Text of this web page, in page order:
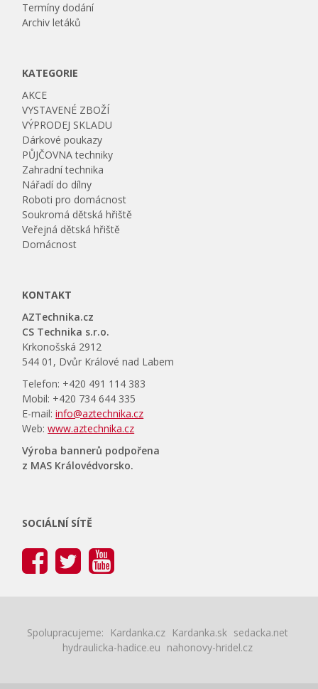
Termíny dodání
Archiv letáků
KATEGORIE
AKCE
VYSTAVENÉ ZBOŽÍ
VÝPRODEJ SKLADU
Dárkové poukazy
PŮJČOVNA techniky
Zahradní technika
Nářadí do dílny
Roboti pro domácnost
Soukromá dětská hřiště
Veřejná dětská hřiště
Domácnost
KONTAKT
AZTechnika.cz
CS Technika s.r.o.
Krkonošská 2912
544 01, Dvůr Králové nad Labem
Telefon: +420 491 114 383
Mobil: +420 734 644 335
E-mail:info@aztechnika.cz
Web:www.aztechnika.cz
Výroba bannerů podpořena
z MAS Královédvorsko.
SOCIÁLNÍ SÍTĚ
Spolupracujeme: Kardanka.cz Kardanka.sk sedacka.net
hydraulicka-hadice.eu nahonovy-hridel.cz